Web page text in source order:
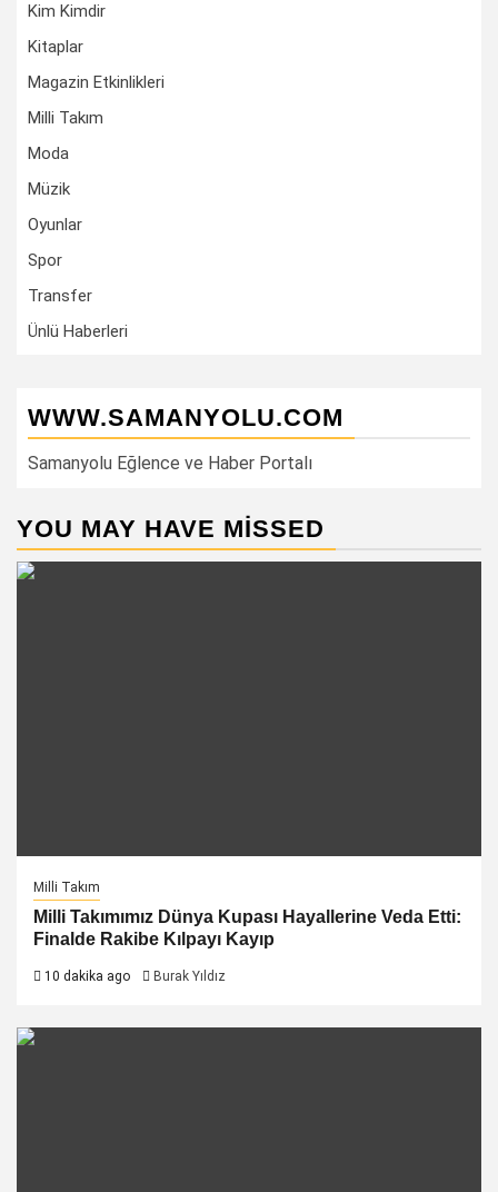
Kim Kimdir
Kitaplar
Magazin Etkinlikleri
Milli Takım
Moda
Müzik
Oyunlar
Spor
Transfer
Ünlü Haberleri
WWW.SAMANYOLU.COM
Samanyolu Eğlence ve Haber Portalı
YOU MAY HAVE MISSED
Milli Takım
Milli Takımımız Dünya Kupası Hayallerine Veda Etti:
Finalde Rakibe Kılpayı Kayıp
10 dakika ago Burak Yıldız